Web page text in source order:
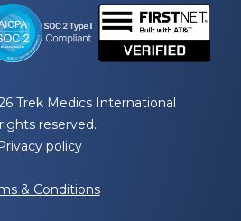
Trek Medics International
reserved.
Privacy policy
& Conditions